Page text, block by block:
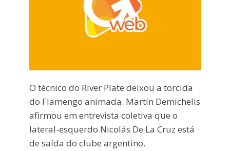
O técnico do River Plate deixou a torcida
do Flamengo animada. Martín Demichelis
afirmou em entrevista coletiva que o
lateral-esquerdo Nicolás De La Cruz está
de saída do clube argentino.